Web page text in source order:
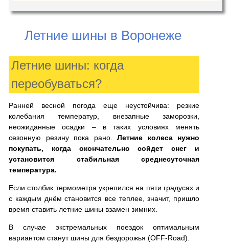
Летние шины в Воронеже
Летние шины: когда
переобуваться?
Ранней весной погода еще неустойчива: резкие
колебания температур, внезапные заморозки,
неожиданные осадки – в таких условиях менять
сезонную резину пока рано.Летние колеса нужно
покупать, когда окончательно сойдет снег и
установится стабильная среднесуточная
температура.
Если столбик термометра укрепился на пяти градусах и
с каждым днём становится все теплее, значит, пришло
время ставить летние шины взамен зимних.
В случае экстремальных поездок оптимальным
вариантом станут шины для бездорожья (OFF-Road).